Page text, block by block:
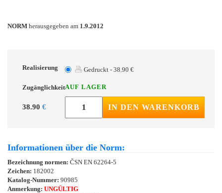
NORM herausgegeben am 1.9.2012
Realisierung Gedruckt - 38.90 €
ZugänglichkeitAUF LAGER
38.90 € IN DEN WARENKORB
Informationen über die Norm:
Bezeichnung normen: ČSN EN 62264-5
Zeichen: 182002
Katalog-Nummer: 90985
Anmerkung: UNGÜLTIG